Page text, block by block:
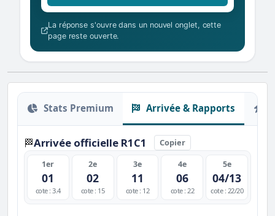
La réponse s'ouvre dans un nouvel onglet, cette
page reste ouverte.
Stats Premium Arrivée & Rapports
🏁Arrivée officielle R1C1 Copier
1er
01
cote : 3.4
2e
02
cote : 15
3e
11
cote : 12
4e
06
cote : 22
5e
04/13
cote : 22/20